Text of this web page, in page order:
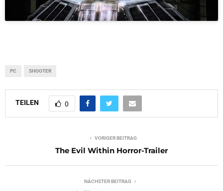
PC SHOOTER
TEILEN 0
VORIGER BEITRAG
The Evil Within Horror-Trailer
NÄCHSTER BEITRAG